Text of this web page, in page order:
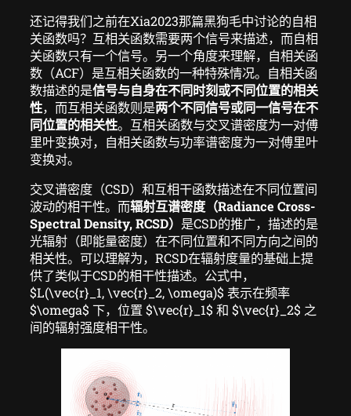
还记得我们之前在Xia2023那篇黑狗毛中讨论的自相
关函数吗？互相关函数需要两个信号来描述，而自相
关函数只有一个信号。另一个角度来理解，自相关函
数（ACF）是互相关函数的一种特殊情况。自相关函
数描述的是信号与自身在不同时刻或不同位置的相关
性，而互相关函数则是两个不同信号或同一信号在不
同位置的相关性。互相关函数与交叉谱密度为一对傅
里叶变换对，自相关函数与功率谱密度为一对傅里叶
变换对。
交叉谱密度（CSD）和互相干函数描述在不同位置间
波动的相干性。而辐射互谱密度（Radiance Cross-
Spectral Density, RCSD） 是CSD的推广，描述的是
光辐射（即能量密度）在不同位置和不同方向之间的
相关性。可以理解为，RCSD在辐射度量的基础上提
供了类似于CSD的相干性描述。公式中，
$L(\vec{r}_1, \vec{r}_2, \omega)$ 表示在频率
$\omega$ 下，位置 $\vec{r}_1$ 和 $\vec{r}_2$ 之
间的辐射强度相干性。